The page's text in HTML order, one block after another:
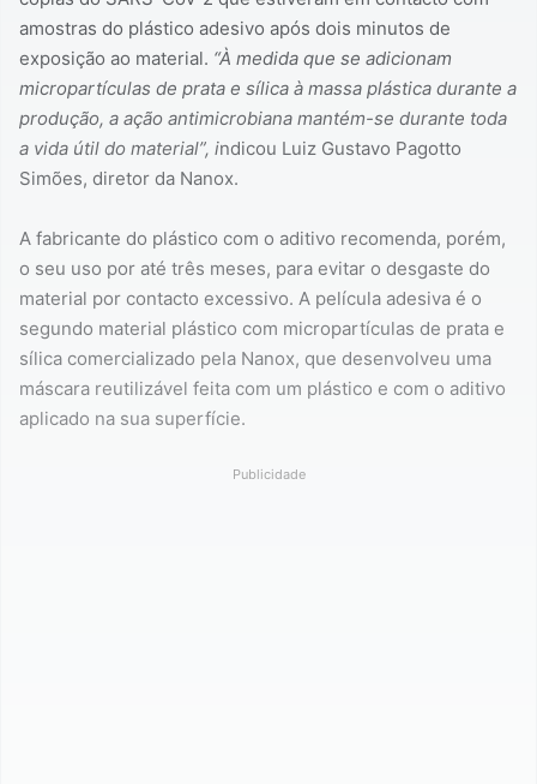
amostras do plástico adesivo após dois minutos de
exposição ao material. “À medida que se adicionam
micropartículas de prata e sílica à massa plástica durante a
produção, a ação antimicrobiana mantém-se durante toda
a vida útil do material”, indicou Luiz Gustavo Pagotto
Simões, diretor da Nanox.
A fabricante do plástico com o aditivo recomenda, porém,
o seu uso por até três meses, para evitar o desgaste do
material por contacto excessivo. A película adesiva é o
segundo material plástico com micropartículas de prata e
sílica comercializado pela Nanox, que desenvolveu uma
máscara reutilizável feita com um plástico e com o aditivo
aplicado na sua superfície.
Publicidade